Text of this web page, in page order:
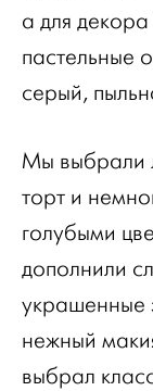
а для
пастельные
серый,
Мы выбрали
торт и
голубыми
дополнили
украшенные
нежный
выбрал